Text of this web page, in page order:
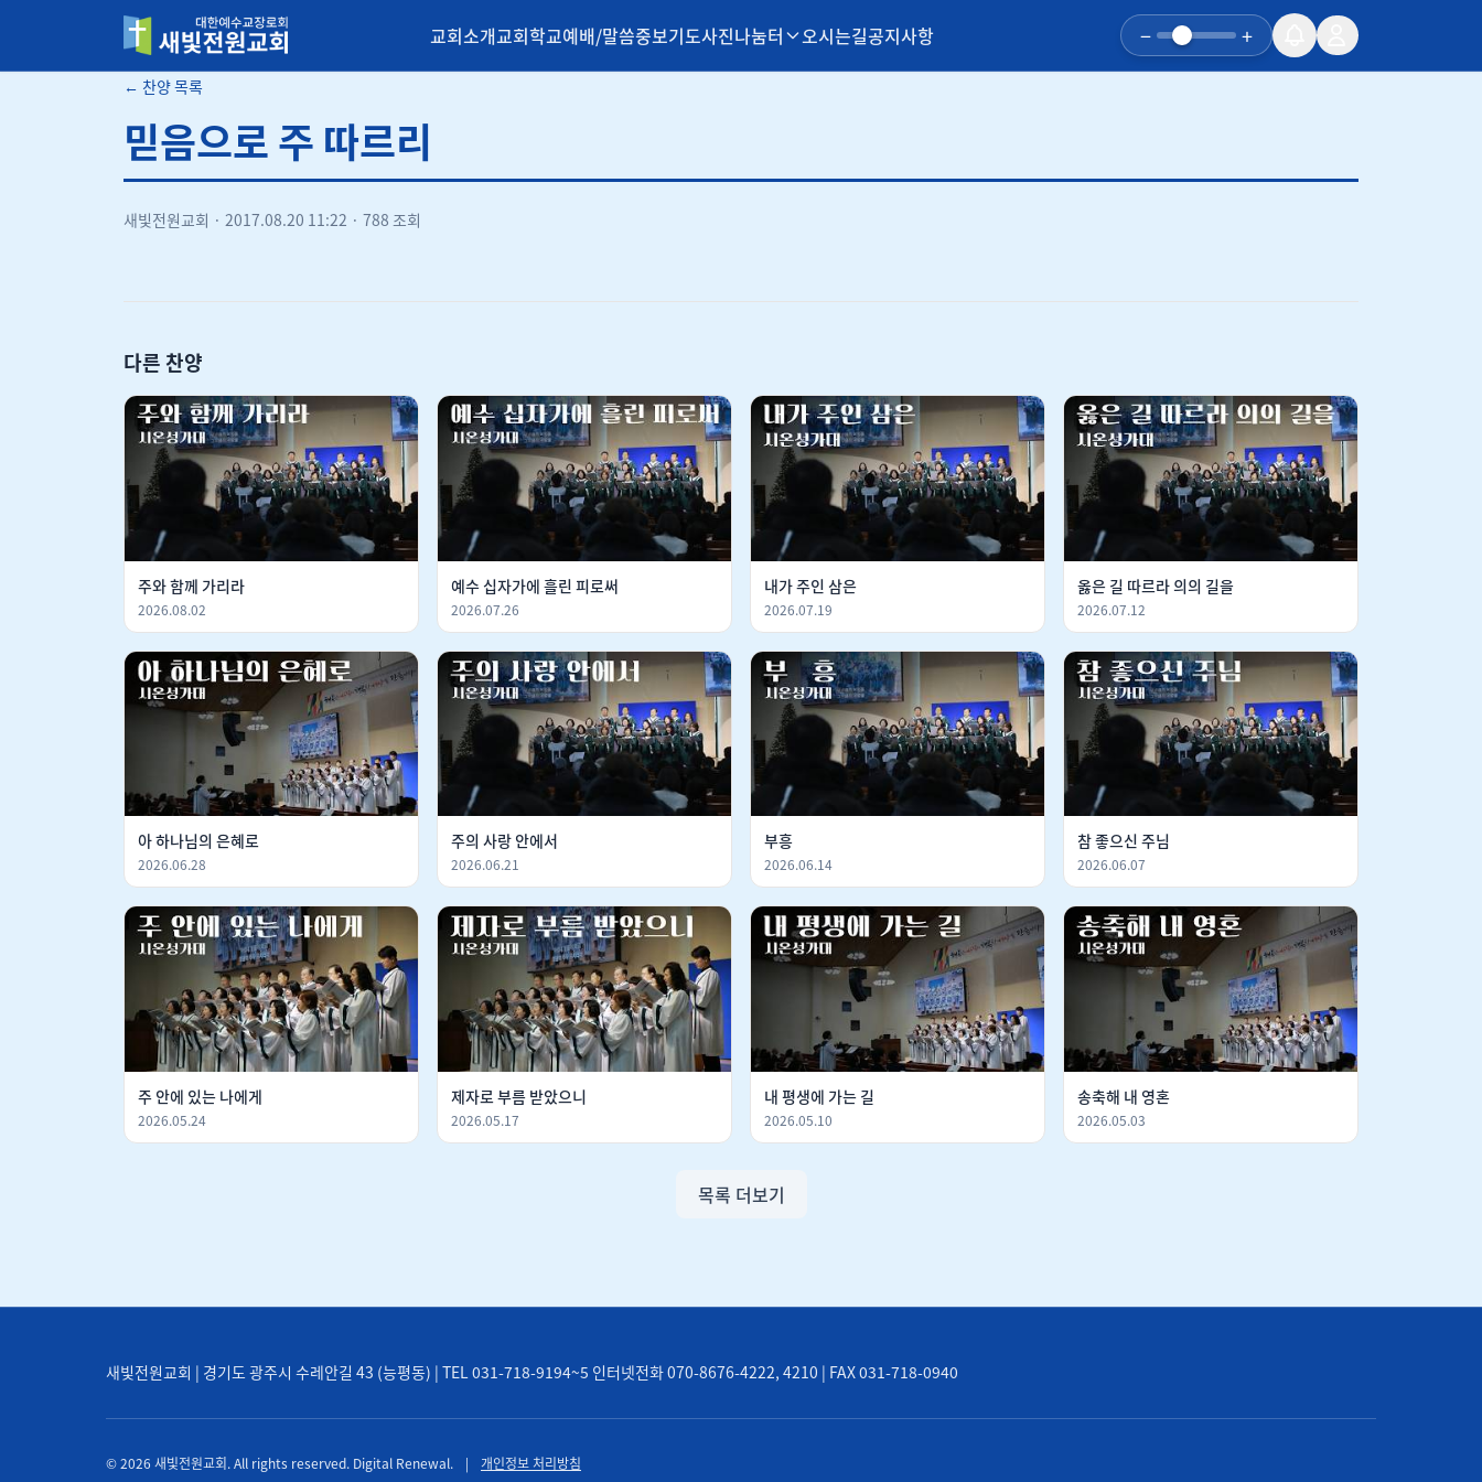
새빛전원교회 교회소개교회학교예배/말씀중보기도사진나눔터 오시는길공지사항 − +
← 찬양 목록
믿음으로 주 따르리
새빛전원교회 · 2017.08.20 11:22 · 788 조회
다른 찬양
주와 함께 가리라
2026.08.02
예수 십자가에 흘린 피로써
2026.07.26
내가 주인 삼은
2026.07.19
옳은 길 따르라 의의 길을
2026.07.12
아 하나님의 은혜로
2026.06.28
주의 사랑 안에서
2026.06.21
부흥
2026.06.14
참 좋으신 주님
2026.06.07
주 안에 있는 나에게
2026.05.24
제자로 부름 받았으니
2026.05.17
내 평생에 가는 길
2026.05.10
송축해 내 영혼
2026.05.03
목록 더보기
새빛전원교회 | 경기도 광주시 수레안길 43 (능평동) | TEL 031-718-9194~5 인터넷전화 070-8676-4222, 4210 | FAX 031-718-0940
© 2026 새빛전원교회. All rights reserved. Digital Renewal. | 개인정보 처리방침